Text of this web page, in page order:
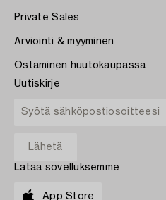
Private Sales
Arviointi & myyminen
Ostaminen huutokaupassa
Uutiskirje
Lataa sovelluksemme
App Store